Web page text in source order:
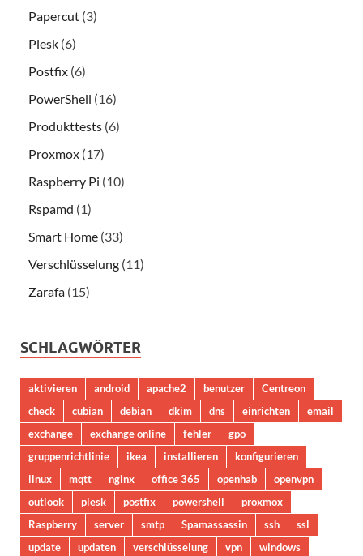
Papercut (3)
Plesk (6)
Postfix (6)
PowerShell (16)
Produkttests (6)
Proxmox (17)
Raspberry Pi (10)
Rspamd (1)
Smart Home (33)
Verschlüsselung (11)
Zarafa (15)
SCHLAGWÖRTER
aktivieren android apache2 benutzer
Centreon
check
cubian debian dkim dns einrichten
email
exchange
exchange online fehler
gpo
gruppenrichtlinie
ikea installieren
konfigurieren
linux
mqtt nginx office 365 openhab
openvpn
outlook
plesk postfix powershell
proxmox
Raspberry
server smtp Spamassassin ssh
ssl
update
updaten verschlüsselung vpn windows